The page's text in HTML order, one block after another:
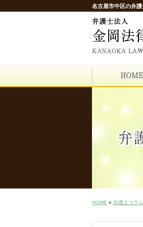
名古屋市中区の弁
HOME » 弁護士コラム